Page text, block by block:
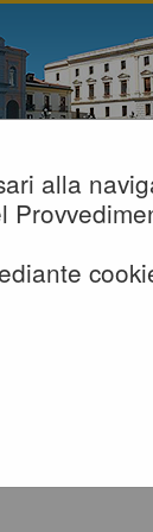
alla